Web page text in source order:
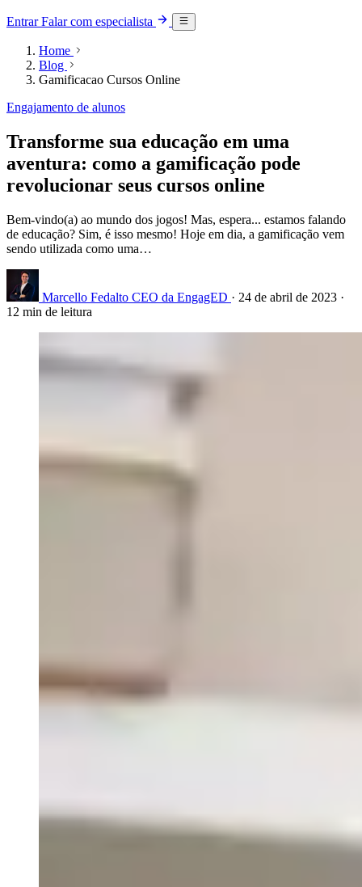
EntrarFalar com especialista
Home
Blog
Gamificacao Cursos Online
Engajamento de alunos
Transforme sua educação em uma
aventura: como a gamificação pode
revolucionar seus cursos online
Bem-vindo(a) ao mundo dos jogos! Mas, espera... estamos falando
de educação? Sim, é isso mesmo! Hoje em dia, a gamificação vem
sendo utilizada como uma…
Marcello Fedalto CEO da EngagED · 24 de abril de 2023 ·
12 min de leitura